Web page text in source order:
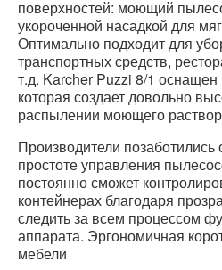
поверхностей: моющий
укороченной насадкой для
Оптимально подходит для
транспортных средств,
т.д. Karcher Puzzi 8/1
которая создает довольно
распылении моющего
Производители
простоте управления
постоянно сможет
контейнерах благодаря
следить за всем процессом
аппарата. Эргономичная
мебели